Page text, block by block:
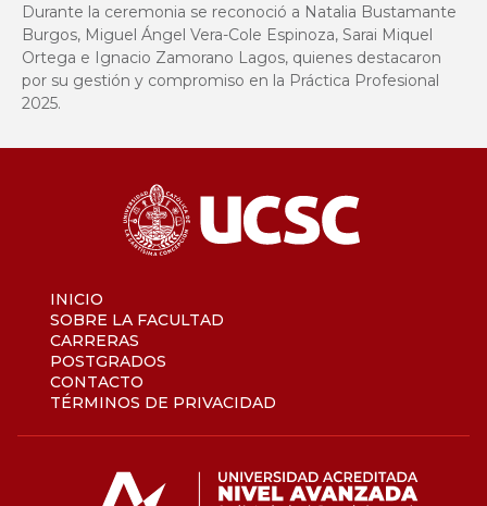
Durante la ceremonia se reconoció a Natalia Bustamante
Burgos, Miguel Ángel Vera-Cole Espinoza, Sarai Miquel
Ortega e Ignacio Zamorano Lagos, quienes destacaron
por su gestión y compromiso en la Práctica Profesional
2025.
INICIO
SOBRE LA FACULTAD
CARRERAS
POSTGRADOS
CONTACTO
TÉRMINOS DE PRIVACIDAD